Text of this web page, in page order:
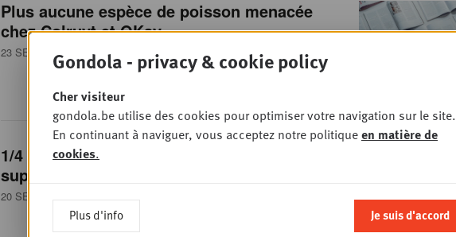
Plus aucune espèce de poisson menacée
chez Colruyt et OKay
23 SEPTEMBRE 2013 • RETAIL
1/4 des bestsellers sont vendus en
supermarché
20 SEPTEMBRE 2013
Gondola - privacy & cookie policy
Cher visiteur
gondola.be utilise des cookies pour optimiser votre navigation sur le site.
En continuant à naviguer, vous acceptez notre politiqueen matière de
cookies.
Plus d'info Je suis d'accord